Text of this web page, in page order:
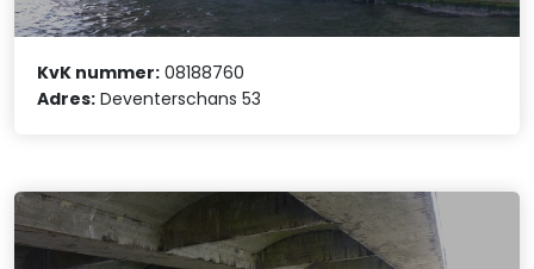
KvK nummer: 08188760
Adres: Deventerschans 53